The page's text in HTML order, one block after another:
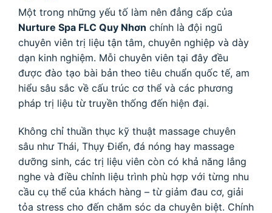
Một trong những yếu tố làm nên đẳng cấp của
Nurture Spa FLC Quy Nhơn chính là đội ngũ
chuyên viên trị liệu tận tâm, chuyên nghiệp và dày
dạn kinh nghiệm. Mỗi chuyên viên tại đây đều
được đào tạo bài bản theo tiêu chuẩn quốc tế, am
hiểu sâu sắc về cấu trúc cơ thể và các phương
pháp trị liệu từ truyền thống đến hiện đại.
Không chỉ thuần thục kỹ thuật massage chuyên
sâu như Thái, Thụy Điển, đá nóng hay massage
dưỡng sinh, các trị liệu viên còn có khả năng lắng
nghe và điều chỉnh liệu trình phù hợp với từng nhu
cầu cụ thể của khách hàng – từ giảm đau cơ, giải
tỏa stress cho đến chăm sóc da chuyên biệt. Chính